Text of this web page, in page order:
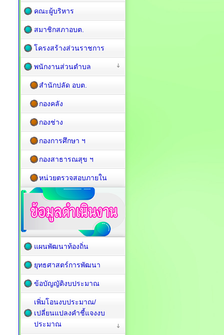
คณะผู้บริหาร
สมาชิกสภาอบต.
โครงสร้างส่วนราชการ
พนักงานส่วนตำบล
สำนักปลัด อบต.
กองคลัง
กองช่าง
กองการศึกษา ฯ
กองสาธารณสุข ฯ
หน่วยตรวจสอบภายใน
แผนพัฒนาท้องถิ่น
ยุทธศาสตร์การพัฒนา
ข้อบัญญัติงบประมาณ
เพิ่มโอนงบประมาณ/
เปลี่ยนแปลงคำชี้แจงงบ
ประมาณ